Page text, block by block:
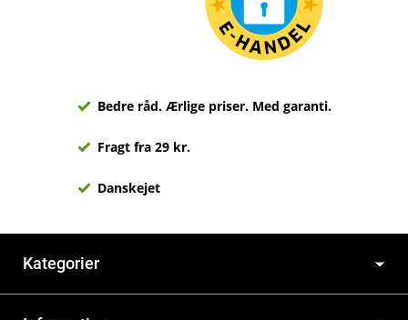
Bedre råd. Ærlige priser. Med garanti.
Fragt fra 29 kr.
Danskejet
Kategorier